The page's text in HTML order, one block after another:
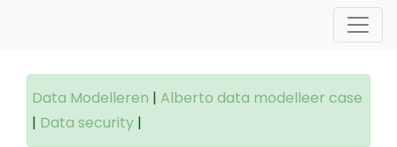
Data Modelleren | Alberto data modelleer case
| Data security |